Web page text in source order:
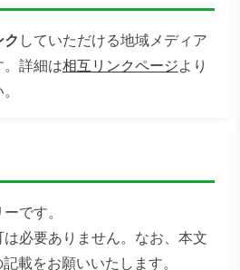
ク していただける地域メディア
詳細は相互リンクページより
です。
必要ありません。なお、本文
載をお願いいたします。